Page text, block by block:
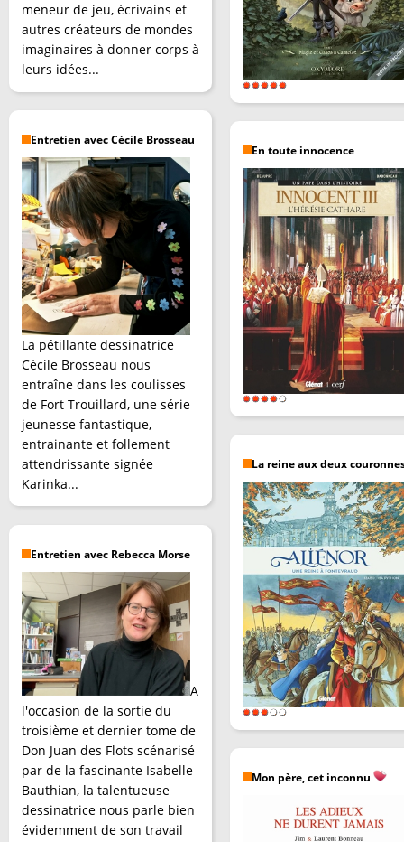
meneur de jeu, écrivains et
autres créateurs de mondes
imaginaires à donner corps à
leurs idées...
Entretien avec Cécile Brosseau
La pétillante dessinatrice
Cécile Brosseau nous
entraîne dans les coulisses
de Fort Trouillard, une série
jeunesse fantastique,
entrainante et follement
attendrissante signée
Karinka...
Entretien avec Rebecca Morse
A
l'occasion de la sortie du
troisième et dernier tome de
Don Juan des Flots scénarisé
par de la fascinante Isabelle
Bauthian, la talentueuse
dessinatrice nous parle bien
évidemment de son travail
En toute innocence
La reine aux deux
Mon père, cet inconnu